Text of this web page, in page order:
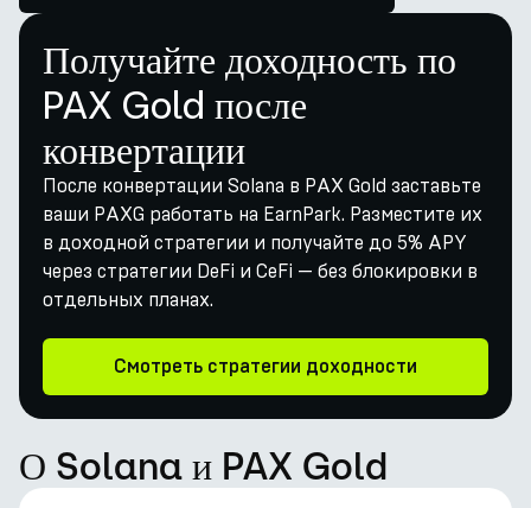
Получайте доходность по
PAX Gold после
конвертации
После конвертации Solana в PAX Gold заставьте
ваши PAXG работать на EarnPark. Разместите их
в доходной стратегии и получайте до 5% APY
через стратегии DeFi и CeFi — без блокировки в
отдельных планах.
Смотреть стратегии доходности
О Solana и PAX Gold